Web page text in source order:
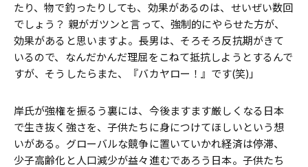
たり、物で釣ったりしても、効果があるのは、せいぜい数回
でしょう？ 親がガツンと言って、強制的にやらせた方が、
効果があると思いますよ。長男は、そろそろ反抗期がきて
いるので、なんだかんだ理屈をこねて抵抗しようとするんで
すが、そうしたらまた、『バカヤロー！』です(笑)」
岸氏が強権を振るう裏には、今後ますます厳しくなる日本
で生き抜く強さを、子供たちに身につけてほしいという想
いがある。グローバルな競争に置いていかれ経済は停滞、
少子高齢化と人口減少が益々進むであろう日本。子供たち